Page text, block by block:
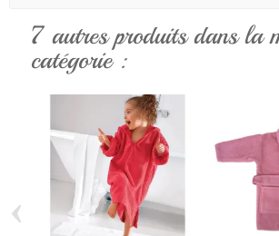
7 autres produits dans la
catégorie :
‹